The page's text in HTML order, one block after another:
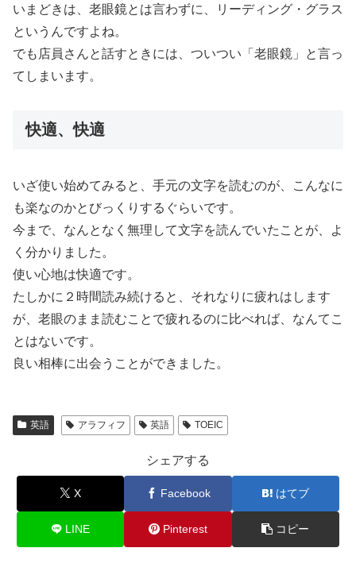
いまどきは、老眼鏡とは言わずに、リーディング・グラス
というんですよね。
でも店員さんと話すときには、ついつい「老眼鏡」と言っ
てしまいます。
快適、快適
いざ使い始めてみると、手元の文字を読むのが、こんなに
も楽なのかとびっくりするぐらいです。
今まで、なんとなく無理して文字を読んでいたことが、よ
く分かりました。
使い心地は快適です。
たしかに２時間読み続けると、それなりに疲れはします
が、老眼のまま読むことで疲れるのに比べれば、なんてこ
とはないです。
良い相棒に出会うことができました。
英語 アラフィフ 英語 TOEIC
シェアする
X Facebook はてブ
LINE Pinterest コピー